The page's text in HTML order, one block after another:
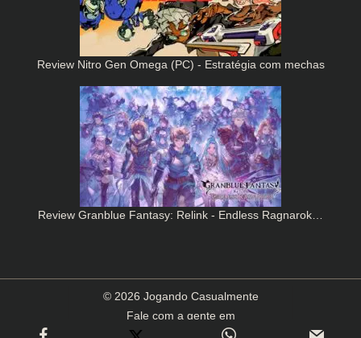
Review Nitro Gen Omega (PC) - Estratégia com mechas
Review Granblue Fantasy: Relink - Endless Ragnarok…
© 2026 Jogando Casualmente
Fale com a gente em
contato(arroba)jogandocasualmente.com.br